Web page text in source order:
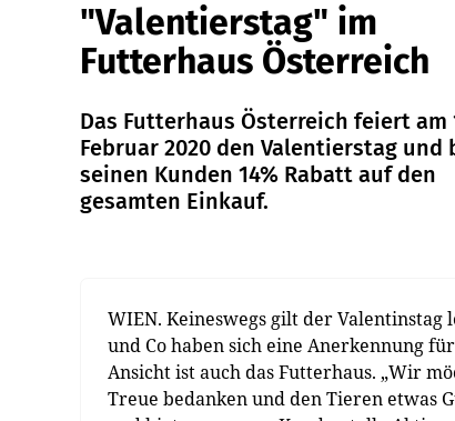
"Valentierstag" im
Futterhaus Österreich
Das Futterhaus Österreich feiert am
Februar 2020 den Valentierstag und
seinen Kunden 14% Rabatt auf den
gesamten Einkauf.
WIEN. Keineswegs gilt der
und Co haben sich eine Anerkennung
Ansicht ist auch das Futterhaus. „Wir
Treue bedanken und den Tieren etwas